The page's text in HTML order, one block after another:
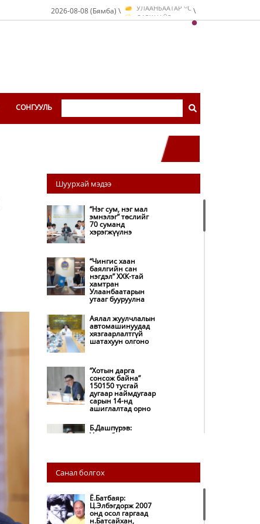
2026-08-08 (Бямба) \
ДАРХАН OC
ЭРДЭНЭТ C
\
СОНГУУЛЬ
Шуурхай мэдээ
“Нэг сум, нэг мал
эмнэлэг” төслийг
70 суманд
хэрэгжүүлнэ
“Чингис хаан
баялгийн сан
нэгдэл” ХХК-тай
хамтран
Улаанбаатарын
утааг бууруулна
Аялал жуулчлалын
автомашинуудад
хязгаарлалтгүй
шатахуун олгоно
“Хотын дарга
сонсож байна”
150150 тусгай
дугаар наймдугаар
сарын 14-нд
ашиглалтад орно
Б.Дашпүрэв:
Улаанбаатар хотод
нүүрс-пиролизийн
үйлдвэр байгуулж,
ирэх оноос хагас
кокс түлшийг
Санал болгох
Ё.Батбаяр:
Ц.Элбэгдорж 2007
онд осол гаргаад
н.Батсайхан,